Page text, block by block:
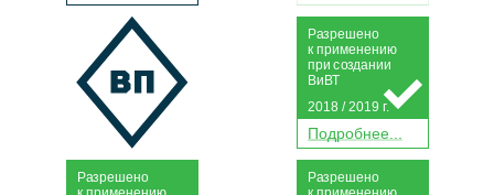
Подробнее...
Разрешено
к применению
присоздании
Ви ВТ
2018 / 2019 г.
Разрешено
Разрешено